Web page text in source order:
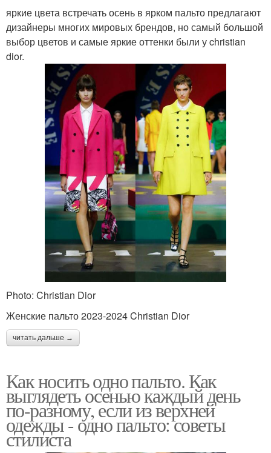
яркие цвета встречать осень в ярком пальто предлагают
дизайнеры многих мировых брендов, но самый большой
выбор цветов и самые яркие оттенки были у christian
dior.
Photo: Christian Dior
Женские пальто 2023-2024 Christian Dior
читать дальше →
Как носить одно пальто. Как
выглядеть осенью каждый день
по-разному, если из верхней
одежды - одно пальто: советы
стилиста